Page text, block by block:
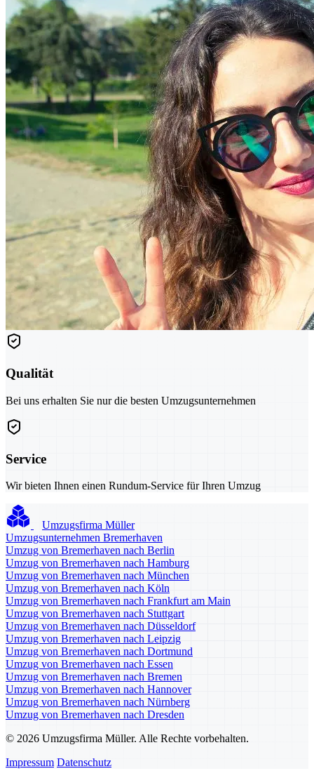
Qualität
Bei uns erhalten Sie nur die besten Umzugsunternehmen
Service
Wir bieten Ihnen einen Rundum-Service für Ihren Umzug
Umzugsfirma Müller
Umzugsunternehmen Bremerhaven
Umzug von Bremerhaven nach Berlin
Umzug von Bremerhaven nach Hamburg
Umzug von Bremerhaven nach München
Umzug von Bremerhaven nach Köln
Umzug von Bremerhaven nach Frankfurt am Main
Umzug von Bremerhaven nach Stuttgart
Umzug von Bremerhaven nach Düsseldorf
Umzug von Bremerhaven nach Leipzig
Umzug von Bremerhaven nach Dortmund
Umzug von Bremerhaven nach Essen
Umzug von Bremerhaven nach Bremen
Umzug von Bremerhaven nach Hannover
Umzug von Bremerhaven nach Nürnberg
Umzug von Bremerhaven nach Dresden
© 2026 Umzugsfirma Müller. Alle Rechte vorbehalten.
Impressum Datenschutz